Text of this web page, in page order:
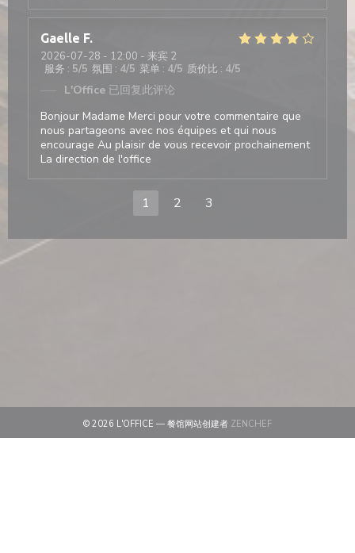
Gaelle F
2026-07-28 - 12:00 - 来宾 2
服务 : 5/5 氛围 : 4/5 菜单 : 4/5 质价比 : 4/5
L'Office 已回复此评论
Bonjour Madame Merci pour votre commentaire que
nous partageons avec nos équipes et qui nous
encourage Au plaisir de vous recevoir prochainement
La direction de l'office
1 2 3
© 2026 L'OFFICE — 餐馆网站创建者 ZENCHEF((在新窗口中打开))